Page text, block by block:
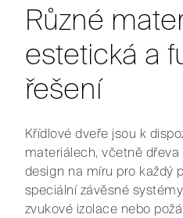
Různé
estetická a
řešení
Křídlové dveře jsou k
materiálech, včetně dřeva
design na míru pro každý
speciální závěsné
zvukové izolace nebo